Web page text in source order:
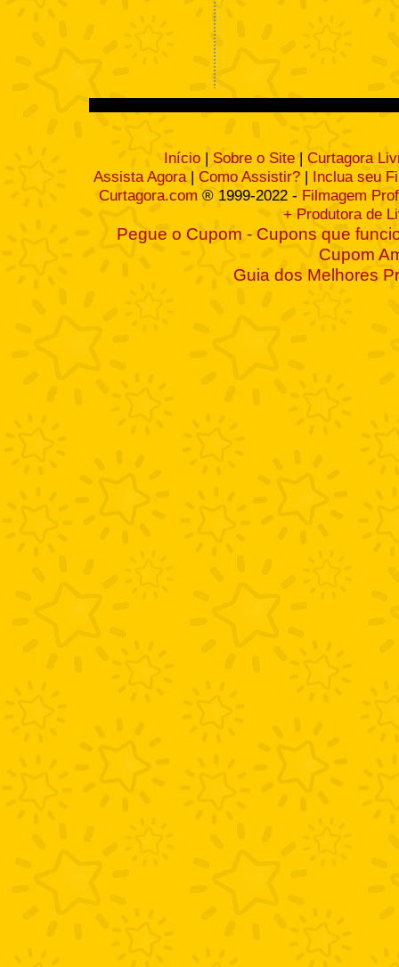
Início | Sobre o Site | Curtagora
Assista Agora| Como Assistir? | Inclua seu
Curtagora.com ® 1999-2022 - Filmagem
+ Produtora de
Pegue o Cupom - Cupons que
Cupom
Guia dos Melhores